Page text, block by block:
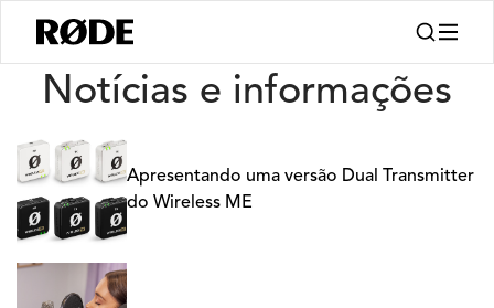
Notícias
Notícias e informações
Apresentando uma versão Dual Transmitter
do Wireless ME